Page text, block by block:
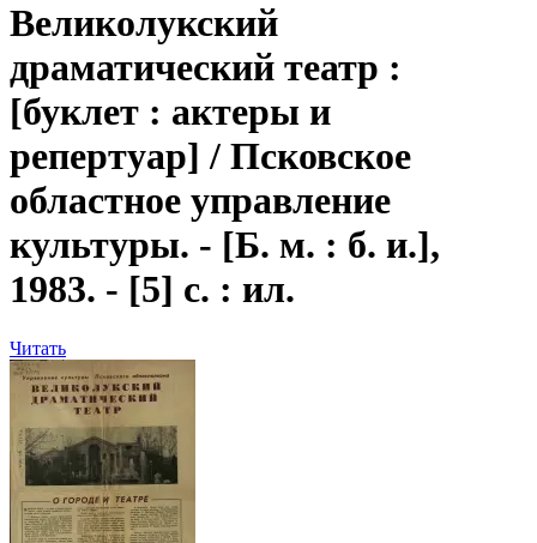
Великолукский
драматический театр :
[буклет : актеры и
репертуар] / Псковское
областное управление
культуры. - [Б. м. : б. и.],
1983. - [5] с. : ил.
Читать